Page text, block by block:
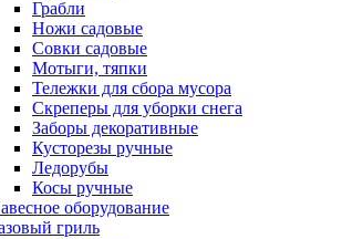
Грабли
Ножи садовые
Совки садовые
Мотыги, тяпки
Тележки для сбора мусора
Скреперы для уборки снега
Заборы декоративные
Кусторезы ручные
Ледорубы
Косы ручные
оборудование
гриль